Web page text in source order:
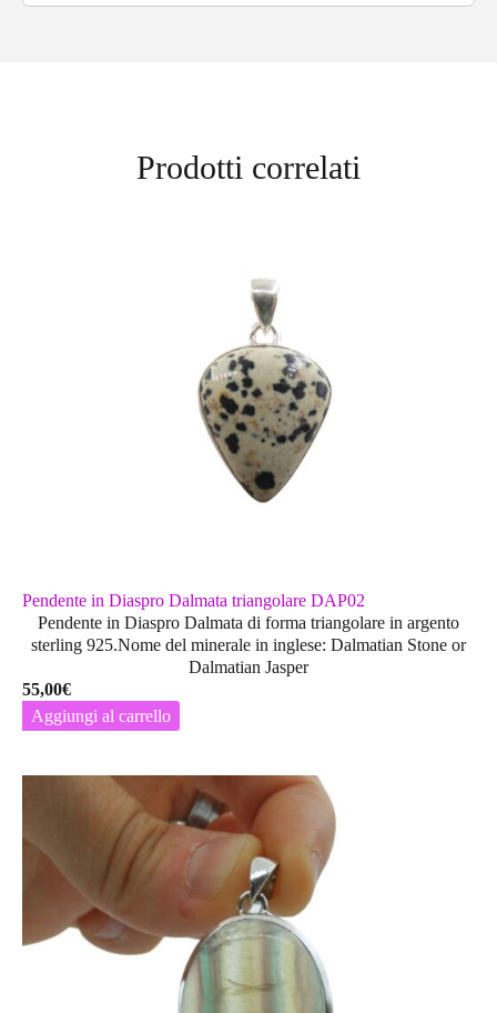
Prodotti correlati
Pendente in Diaspro Dalmata triangolare DAP02
Pendente in Diaspro Dalmata di forma triangolare in argento
sterling 925.Nome del minerale in inglese: Dalmatian Stone or
Dalmatian Jasper
55,00€
Aggiungi al carrello